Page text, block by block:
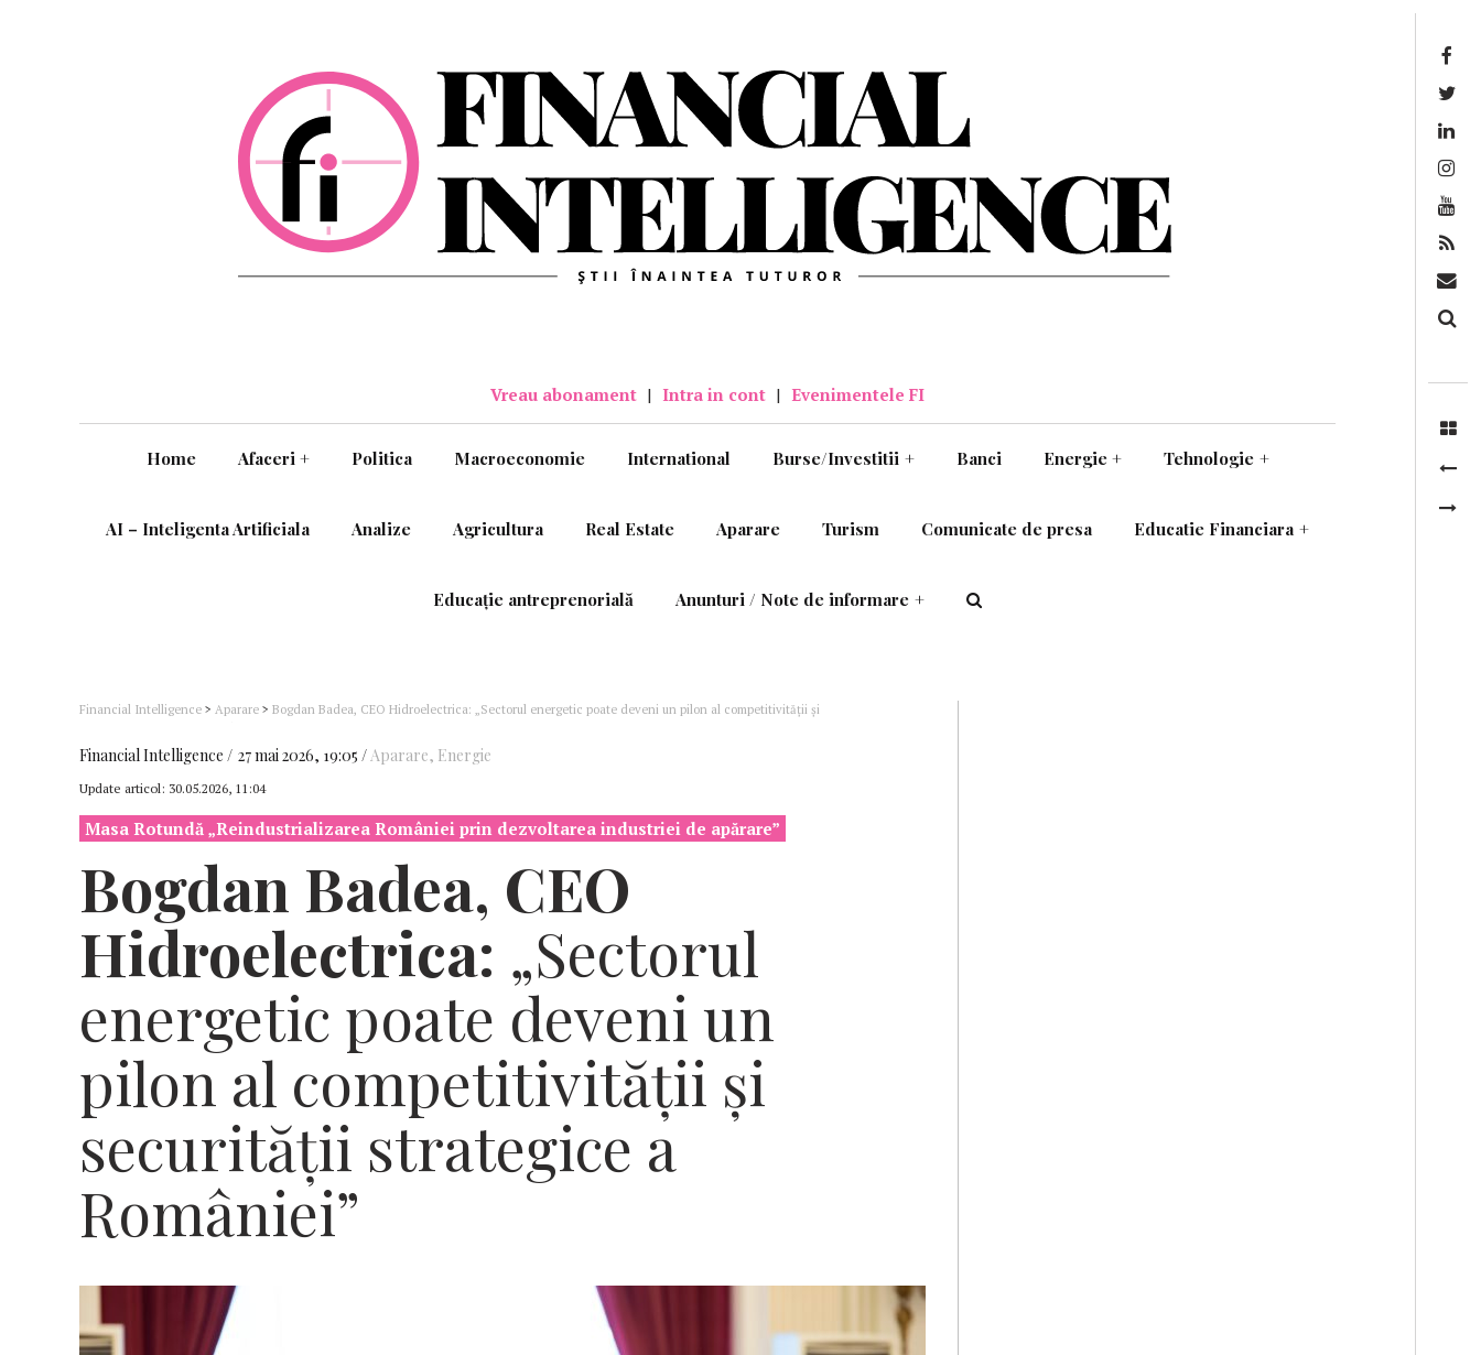
Vreau abonament | Intra in cont | Evenimentele FI
Home Afaceri + Politica Macroeconomie International Burse/Investitii + Banci Energie + Tehnologie +
AI – Inteligenta Artificiala Analize Agricultura Real Estate Aparare Turism Comunicate de presa Educatie Financiara +
Educație antreprenorială Anunturi / Note de informare +
Financial Intelligence > Aparare > Bogdan Badea, CEO Hidroelectrica: „Sectorul energetic poate deveni un pilon al competitivității și
Financial Intelligence 27 mai 2026, 19:05 Aparare, Energie
Update articol: 30.05.2026, 11:04
Masa Rotundă „Reindustrializarea României prin dezvoltarea industriei de apărare”
Bogdan Badea, CEO
Hidroelectrica: „Sectorul
energetic poate deveni un
pilon al competitivității și
securității strategice a
României”